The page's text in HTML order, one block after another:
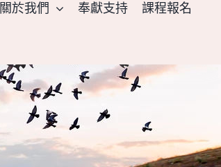
關於我們 奉獻支持 課程報名